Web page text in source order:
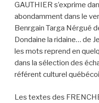
GAUTHIER s’exprime
abondamment dans le
Benrgain Targa Nérgué
Dondaine la ridaine… de
les mots reprend en
dans la sélection des
référent culturel
Les textes des